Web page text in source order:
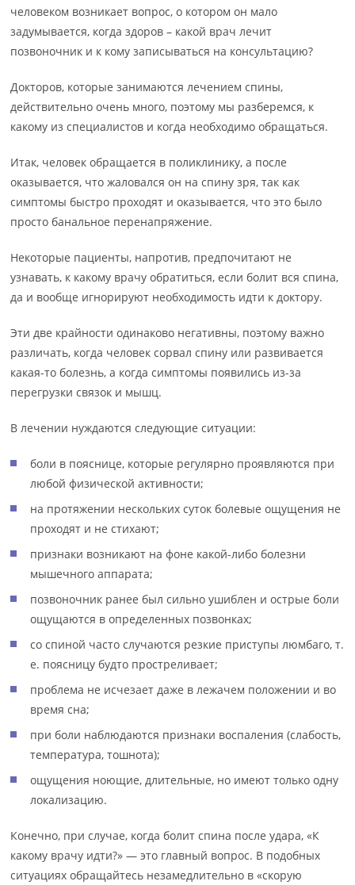
человеком возникает вопрос, о котором он мало
задумывается, когда здоров – какой врач лечит
позвоночник и к кому записываться на консультацию?
Докторов, которые занимаются лечением спины,
действительно очень много, поэтому мы разберемся, к
какому из специалистов и когда необходимо обращаться.
Итак, человек обращается в поликлинику, а после
оказывается, что жаловался он на спину зря, так как
симптомы быстро проходят и оказывается, что это было
просто банальное перенапряжение.
Некоторые пациенты, напротив, предпочитают не
узнавать, к какому врачу обратиться, если болит вся спина,
да и вообще игнорируют необходимость идти к доктору.
Эти две крайности одинаково негативны, поэтому важно
различать, когда человек сорвал спину или развивается
какая-то болезнь, а когда симптомы появились из-за
перегрузки связок и мышц.
В лечении нуждаются следующие ситуации:
боли в пояснице, которые регулярно проявляются при
любой физической активности;
на протяжении нескольких суток болевые ощущения не
проходят и не стихают;
признаки возникают на фоне какой-либо болезни
мышечного аппарата;
позвоночник ранее был сильно ушиблен и острые боли
ощущаются в определенных позвонках;
со спиной часто случаются резкие приступы люмбаго, т.
е. поясницу будто простреливает;
проблема не исчезает даже в лежачем положении и во
время сна;
при боли наблюдаются признаки воспаления (слабость,
температура, тошнота);
ощущения ноющие, длительные, но имеют только одну
локализацию.
Конечно, при случае, когда болит спина после удара, «К
какому врачу идти?» — это главный вопрос. В подобных
ситуациях обращайтесь незамедлительно в «скорую